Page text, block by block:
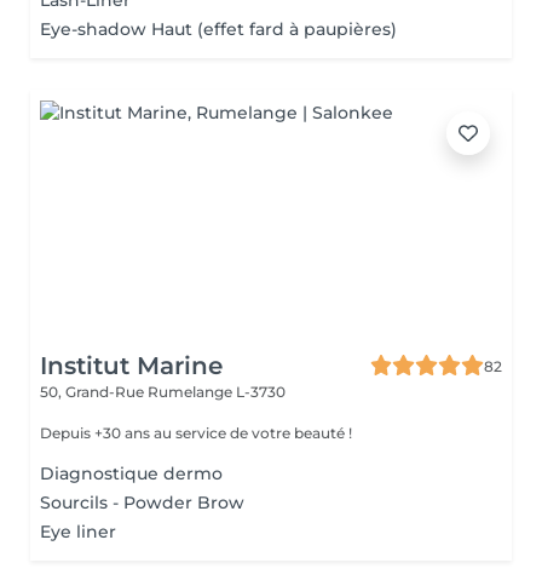
Eye-shadow Haut (effet fard à paupières)
Institut Marine
82
50, Grand-Rue Rumelange L-3730
Depuis +30 ans au service de votre beauté !
Diagnostique dermo
Sourcils - Powder Brow
Eye liner